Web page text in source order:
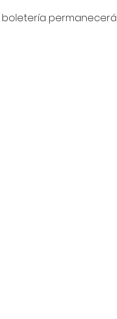
boletería permanecerá